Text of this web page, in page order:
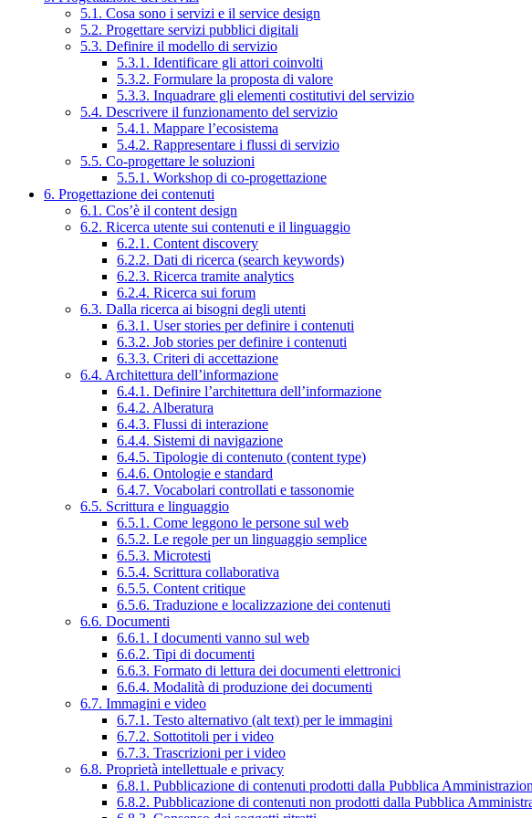
5.1. Cosa sono i servizi e il service design
5.2. Progettare servizi pubblici digitali
5.3. Definire il modello di servizio
5.3.1. Identificare gli attori coinvolti
5.3.2. Formulare la proposta di valore
5.3.3. Inquadrare gli elementi costitutivi del servizio
5.4. Descrivere il funzionamento del servizio
5.4.1. Mappare l’ecosistema
5.4.2. Rappresentare i flussi di servizio
5.5. Co-progettare le soluzioni
5.5.1. Workshop di co-progettazione
6. Progettazione dei contenuti
6.1. Cos’è il content design
6.2. Ricerca utente sui contenuti e il linguaggio
6.2.1. Content discovery
6.2.2. Dati di ricerca (search keywords)
6.2.3. Ricerca tramite analytics
6.2.4. Ricerca sui forum
6.3. Dalla ricerca ai bisogni degli utenti
6.3.1. User stories per definire i contenuti
6.3.2. Job stories per definire i contenuti
6.3.3. Criteri di accettazione
6.4. Architettura dell’informazione
6.4.1. Definire l’architettura dell’informazione
6.4.2. Alberatura
6.4.3. Flussi di interazione
6.4.4. Sistemi di navigazione
6.4.5. Tipologie di contenuto (content type)
6.4.6. Ontologie e standard
6.4.7. Vocabolari controllati e tassonomie
6.5. Scrittura e linguaggio
6.5.1. Come leggono le persone sul web
6.5.2. Le regole per un linguaggio semplice
6.5.3. Microtesti
6.5.4. Scrittura collaborativa
6.5.5. Content critique
6.5.6. Traduzione e localizzazione dei contenuti
6.6. Documenti
6.6.1. I documenti vanno sul web
6.6.2. Tipi di documenti
6.6.3. Formato di lettura dei documenti elettronici
6.6.4. Modalità di produzione dei documenti
6.7. Immagini e video
6.7.1. Testo alternativo (alt text) per le immagini
6.7.2. Sottotitoli per i video
6.7.3. Trascrizioni per i video
6.8. Proprietà intellettuale e privacy
6.8.1. Pubblicazione di contenuti prodotti dalla Pubblica
6.8.2. Pubblicazione di contenuti non prodotti dalla Pubblica